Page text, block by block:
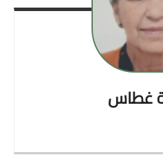
غطاس